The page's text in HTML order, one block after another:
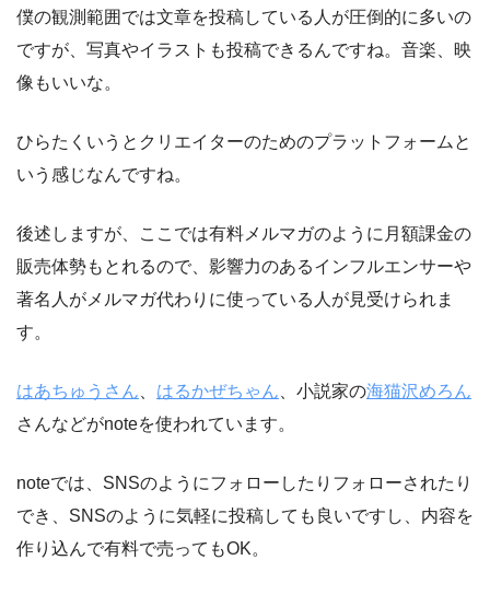
僕の観測範囲では文章を投稿している人が圧倒的に多いの
ですが、写真やイラストも投稿できるんですね。音楽、映
像もいいな。
ひらたくいうとクリエイターのためのプラットフォームと
いう感じなんですね。
後述しますが、ここでは有料メルマガのように月額課金の
販売体勢もとれるので、影響力のあるインフルエンサーや
著名人がメルマガ代わりに使っている人が見受けられま
す。
はあちゅうさん はるかぜちゃん 、小説家の海猫沢めろん
さんなどがnoteを使われています。
noteでは、SNSのようにフォローしたりフォローされたり
でき、SNSのように気軽に投稿しても良いですし、内容を
作り込んで有料で売ってもOK。